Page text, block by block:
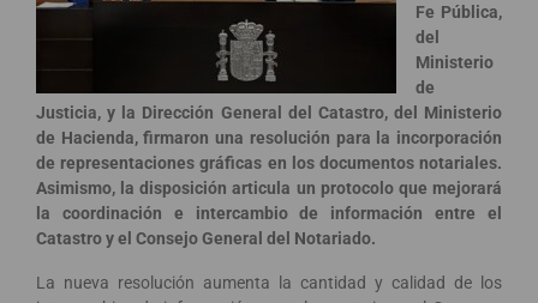
Fe Pública,
del
Ministerio
de
Justicia, y la Dirección General del Catastro, del Ministerio
de Hacienda, firmaron una resolución para la incorporación
de representaciones gráficas en los documentos notariales.
Asimismo, la disposición articula un protocolo que mejorará
la coordinación e intercambio de información entre el
Catastro y el Consejo General del Notariado.
La nueva resolución aumenta la cantidad y calidad de los